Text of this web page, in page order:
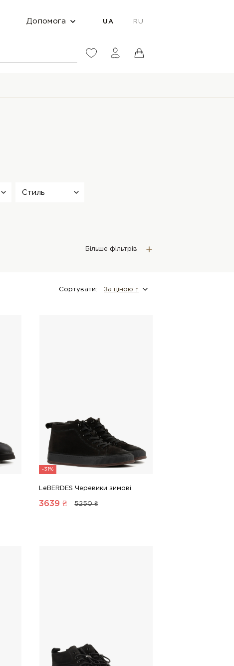
Допомога UA RU
Стиль
Більше фільтрів
Сортувати: За цiною ↑
-31%
LeBERDES Черевики зимові
3639 ₴ 5250 ₴